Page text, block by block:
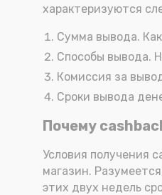
характеризуются
Сумма вывода.
Способы вывода.
Комиссия за
Сроки вывода
Почему
Условия получения
магазин.
этих двух недель